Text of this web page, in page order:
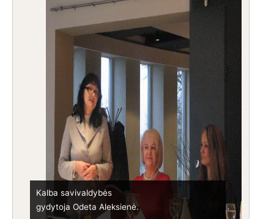
Kalba gydytoja Ona
Gurevičienė.